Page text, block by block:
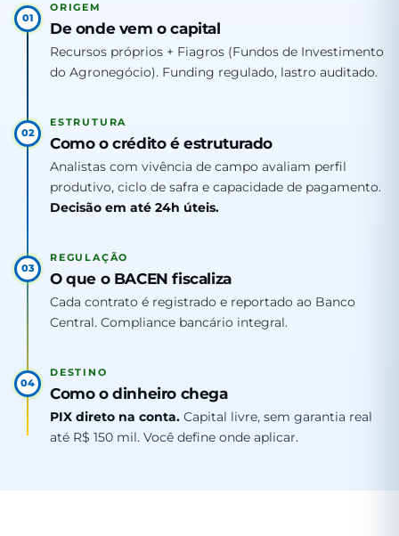
01
ORIGEM
De onde vem o capital
Recursos próprios + Fiagros (Fundos de Investimento
do Agronegócio). Funding regulado, lastro auditado.
02
ESTRUTURA
Como o crédito é estruturado
Analistas com vivência de campo avaliam perfil
produtivo, ciclo de safra e capacidade de pagamento.
Decisão em até 24h úteis.
03
REGULAÇÃO
O que o BACEN fiscaliza
Cada contrato é registrado e reportado ao Banco
Central. Compliance bancário integral.
04
DESTINO
Como o dinheiro chega
PIX direto na conta. Capital livre, sem garantia real
até R$ 150 mil. Você define onde aplicar.